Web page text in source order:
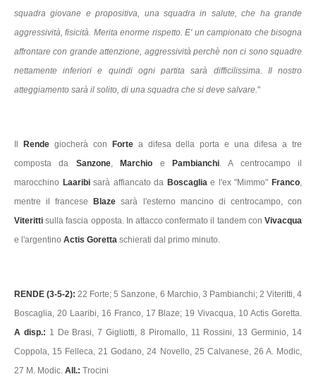
squadra giovane e propositiva, una squadra in salute, che ha grande
aggressività, fisicità. Merita enorme rispetto. E' un campionato che bisogna
affrontare con grande attenzione, aggressività perchè non ci sono squadre
nettamente inferiori e quindi ogni partita sarà difficilissima. Il nostro
atteggiamento sarà il solito, di una squadra che si deve salvare."
Rendegiocherà con Fortea difesa della porta e una difesa a tre
composta da Sanzone, Marchio e Pambianchi. A centrocampo il
marocchino Laaribisarà affiancato da Boscagliae l'ex "Mimmo" Franco,
mentre il francese
Blaze sarà l'esterno mancino di centrocampo, con
Viteritti sulla fascia opposta. In attacco confermato il tandem con Vivacqua
e l'argentino Actis Goretta schierati dal primo minuto.
RENDE (3-5-2):22 Forte; 5 Sanzone, 6 Marchio, 3 Pambianchi; 2 Viteritti, 4
Boscaglia, 20 Laaribi, 16 Franco, 17 Blaze; 19 Vivacqua, 10 Actis Goretta.
A disp.: 1 De Brasi, 7 Gigliotti, 8 Piromallo, 11 Rossini, 13 Germinio, 14
Coppola, 15 Felleca, 21 Godano, 24 Novello, 25 Calvanese, 26 A. Modic,
27 M. Modic. All.: Trocini